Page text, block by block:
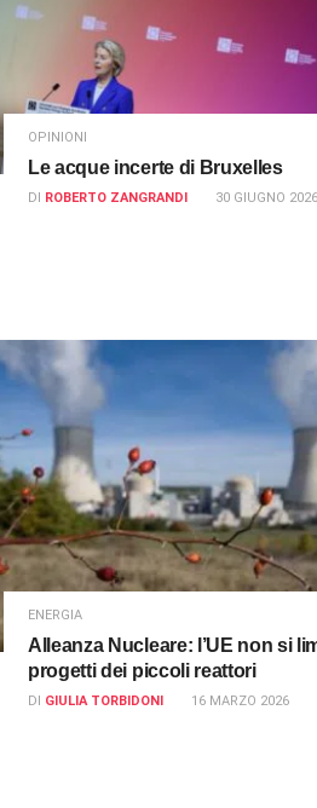
OPINIONI
Le acque incerte di Bruxelles
DI ROBERTO ZANGRANDI 30 GIUGNO 2026
ENERGIA
Alleanza Nucleare: l’UE non si
progetti dei piccoli reattori
DI GIULIA TORBIDONI 16 MARZO 2026